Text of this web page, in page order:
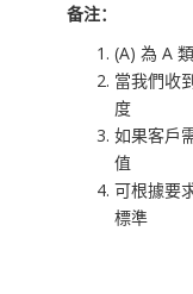
备注：
(A) 為 A
當我們收
度
如果客戶
值
可根據要
標準